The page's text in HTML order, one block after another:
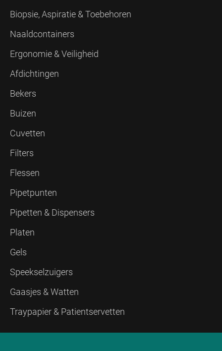
Biopsie, Aspiratie & Toebehoren
Naaldcontainers
Ergonomie & Veiligheid
Afdichtingen
Bekers
Buizen
Cuvetten
Filters
Flessen
Pipetpunten
Pipetten & Dispensers
Platen
Gels
Speekselzuigers
Gaasjes & Watten
Traypapier & Patientservetten